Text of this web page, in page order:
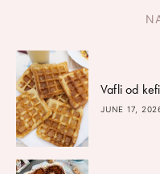
Vafli od
JUNE 17,